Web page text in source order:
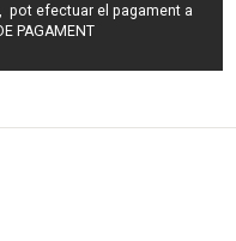
pot efectuar el pagament a
PAGAMENT